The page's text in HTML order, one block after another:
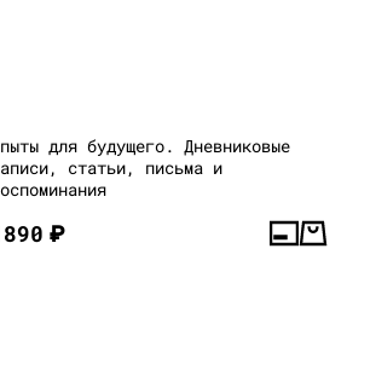
для будущего. Дневниковые
статьи, письма и
₽